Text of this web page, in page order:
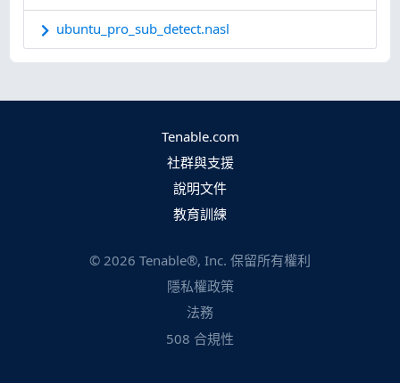
ubuntu_pro_sub_detect.nasl
Tenable.com
社群與支援
說明文件
教育訓練
© 2026 Tenable®, Inc. 保留所有權利
隱私權政策
法務
508 合規性